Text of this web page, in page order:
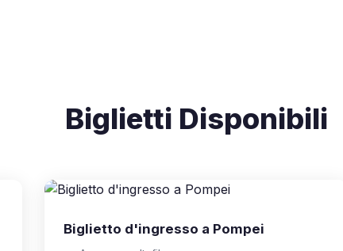
Biglietti Disponibili
Biglietto d'ingresso a Pompei